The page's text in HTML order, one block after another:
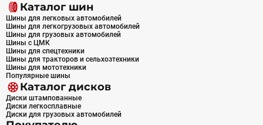
Каталог шин
Шины для легковых автомобилей
Шины для легкогрузовых автомобилей
Шины для грузовых автомобилей
Шины с ЦМК
Шины для спецтехники
Шины для тракторов и сельхозтехники
Шины для мототехники
Популярные шины
Каталог дисков
Диски штампованные
Диски легкосплавные
Диски для грузовых автомобилей